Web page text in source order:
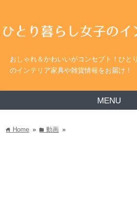
おしゃれ＆かわいいがコンセプト！ひと
のインテリア家具や雑貨情報をお届け！
MENU
home Home » folder動画 »